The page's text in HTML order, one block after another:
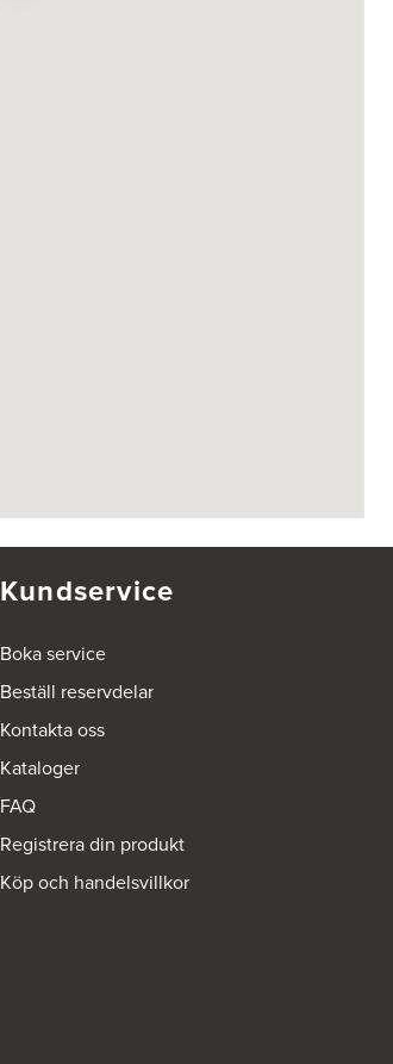
Kundservice
Boka service
Beställ reservdelar
Kontakta oss
Kataloger
FAQ
Registrera din produkt
Köp och handelsvillkor